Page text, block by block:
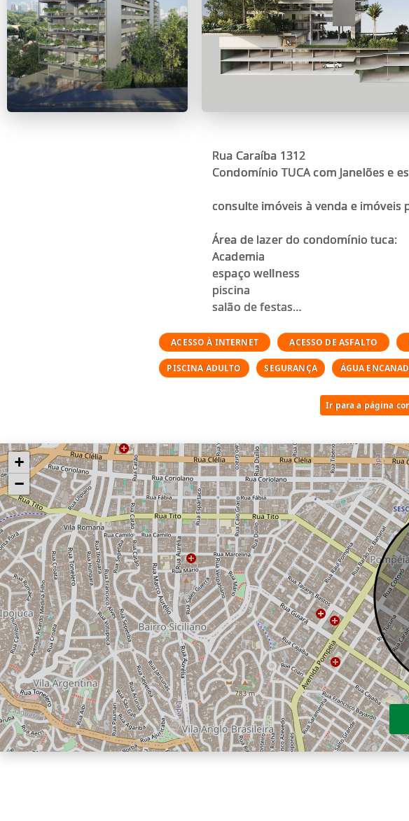
Rua Caraíba 1312
Condomínio TUCA com Janelões e
consulte imóveis à venda e
Área de lazer do condomínio tuca:
Academia
espaço wellness
piscina
salão de festas
brinquedoteca
lavanderia coletiva
bicicletário.
ACESSO À INTERNET ACESSO DE ASFALTO
PISCINA ADULTO SEGURANÇA ÁGUA
Ir para a página
+
−